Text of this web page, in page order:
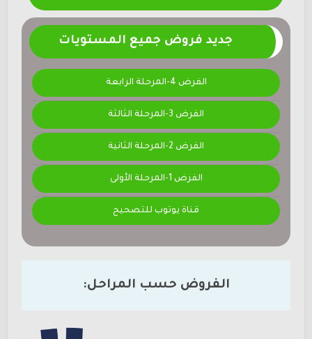
جديد فروض جميع المستويات
الفرض 4-المرحلة الرابعة
الفرض 3-المرحلة الثالثة
الفرض 2-المرحلة الثانية
الفرض 1-المرحلة الأولى
قناة يوتوب للتصحيح
الفروض حسب المراحل: